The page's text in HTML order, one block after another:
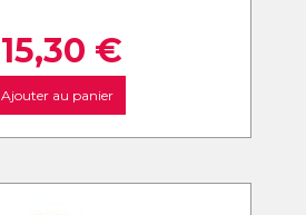
15,30 €
Ajouter au panier